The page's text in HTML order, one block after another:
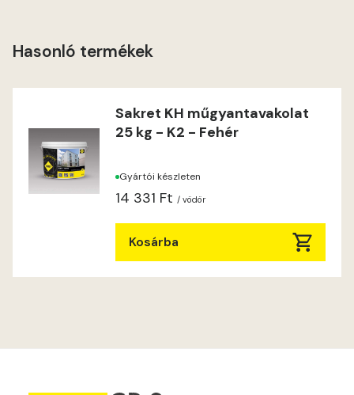
Lime A
Magnolia C
Mandarin D
Mango D
Hasonló termékek
Sakret KH műgyantavakolat
25 kg - K2 - Fehér
Gyártói készleten
14 331 Ft / vödör
Kosárba